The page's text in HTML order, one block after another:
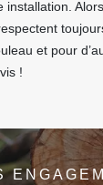
installation.
et pour
!